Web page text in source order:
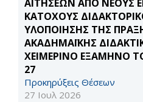
ΑΙΤΗΣΕΩΝ ΑΠΟ ΝΕΟΥΣ
ΚΑΤΟΧΟΥΣ
ΥΛΟΠΟΙΗΣΗΣ ΤΗΣ
ΑΚΑΔΗΜΑΪΚΗΣ
ΧΕΙΜΕΡΙΝΟ ΕΞΑΜΗΝΟ
27
Προκηρύξεις Θέσεων
27 Ιουλ 2026